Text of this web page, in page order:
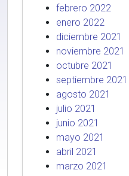
febrero 2022
enero 2022
diciembre 2021
noviembre 2021
octubre 2021
septiembre 2021
agosto 2021
julio 2021
junio 2021
mayo 2021
abril 2021
marzo 2021